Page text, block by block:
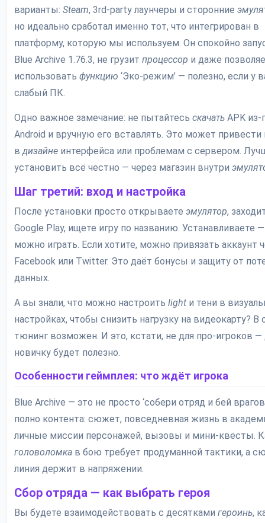
варианты: Steam, 3rd-party лаунчеры и сторонние
но идеально сработал именно тот, что интегрирован в
платформу, которую мы используем. Он спокойно
Blue Archive 1.76.3, не грузит процессор и даже
использовать функцию ‘Эко-режим’ — полезно, если у
слабый ПК.
Одно важное замечание: не пытайтесь скачать APK из-
Android и вручную его вставлять. Это может привести
вдизайне интерфейса или проблемам с сервером.
установить всё честно — через магазин внутри
Шаг третий: вход и настройка
После установки просто открываете эмулятор,
Google Play, ищете игру по названию. Устанавливаете
можно играть. Если хотите, можно привязать аккаунт
Facebook или Twitter. Это даёт бонусы и защиту от
данных.
А вы знали, что можно настроить light и тени в
настройках, чтобы снизить нагрузку на видеокарту?
тюнинг возможен. И это, кстати, не для про-игроков
новичку будет полезно.
Особенности геймплея: что ждёт игрока
Blue Archive — это не просто ‘собери отряд и бей
полно контента: сюжет, повседневная жизнь в
личные миссии персонажей, вызовы и мини-квесты.
головоломка в бою требует продуманной тактики, а
линия держит в напряжении.
Сбор отряда — как выбрать героя
Вы будете взаимодействовать с десятками героинь,